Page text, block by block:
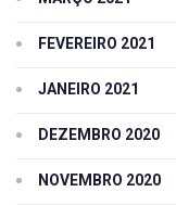
FEVEREIRO 2021
JANEIRO 2021
DEZEMBRO 2020
NOVEMBRO 2020